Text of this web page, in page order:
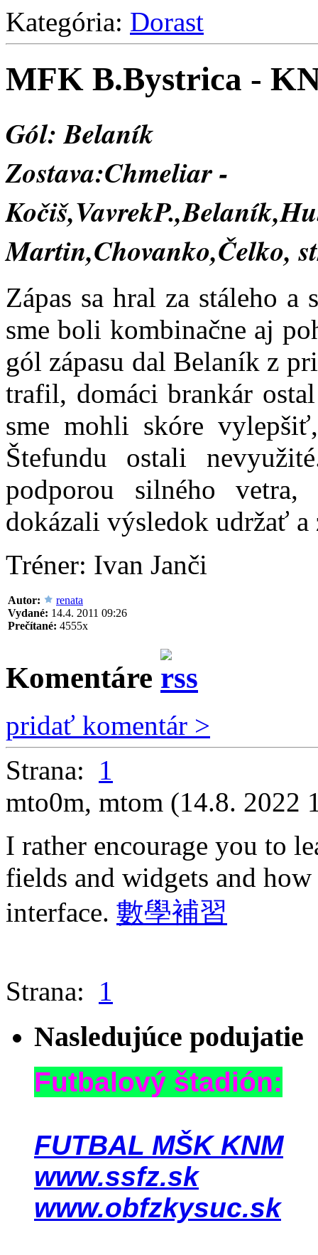
Kategória: Dorast
MFK B.Bystrica -
Gól: Belaník
Zostava:Chmeliar -
Martin,Chovanko,Čelko,
Zápas sa hral za stáleho a
sme boli kombinačne aj
gól zápasu dal Belaník z
trafil, domáci brankár
sme mohli skóre
Štefundu ostali
podporou silného
dokázali výsledok udržať
Tréner: Ivan Janči
Autor:
renata
Vydané: 14.4. 2011 09:26
Prečítané: 4555x
Komentáre
pridať komentár >
Strana: 1
mto0m, mtom (14.8. 2022
I rather encourage you to
fields and widgets and
interface. 數學補習
Strana: 1
Nasledujúce podujatie
Futbalový štadión:
FUTBAL MŠK KNM
www.ssfz.sk
www.obfzkysuc.sk